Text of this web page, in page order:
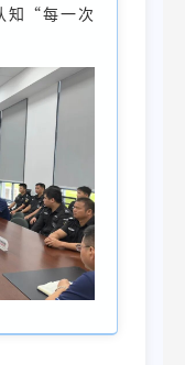
知“每一次